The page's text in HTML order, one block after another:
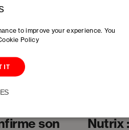
terme
rapides
son
Nutrix
to improve your experience. You
Policy
IT